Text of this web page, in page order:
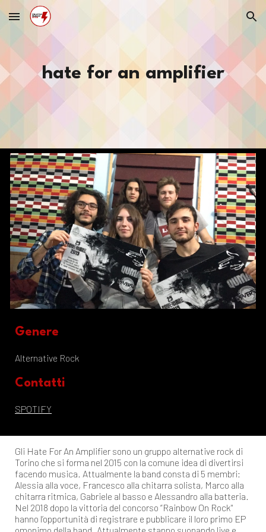
Skip to main content Skip to navigation
hate for an amplifier
Genere
Alternative Rock
Contatti
SPOTIFY
Gli Hate For An Amplifier sono un gruppo alternative rock di
Torino che si forma nel 2015 con la comune idea di divertirsi
facendo musica. Attualmente la band consta di 5 membri:
Alessia alla voce, Francesco alla chitarra solista, Marco alla
chitarra ritmica, Gabriele al basso e Alessandro alla batteria.
Nel 2018 dopo la vittoria del concorso “Rainbow On Rock"
hanno l’opportunità di registrare e pubblicare il loro primo EP